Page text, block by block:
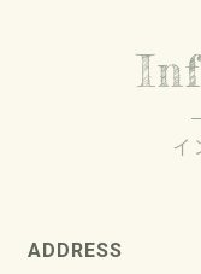
イ
ADDRESS